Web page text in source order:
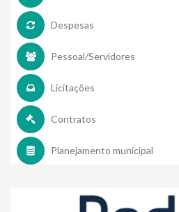
Despesas
Pessoal/Servidores
Licitações
Contratos
Planejamento municipal